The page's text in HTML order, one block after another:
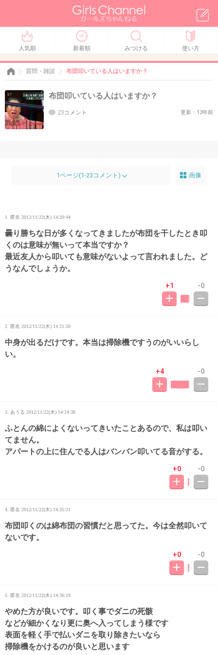
人気順 新着順 みつける 使い方
質問・雑談 布団叩いている人はいますか？
布団叩いている人はいますか？
23コメント 更新：13年前
1ページ(1-23コメント) 画像
1. 匿名 2012/11/22(木) 14:20:44
曇り勝ちな日が多くなってきましたが布団を干したとき叩
くのは意味が無いって本当ですか？
最近友人から叩いても意味がないよって言われました。ど
うなんでしょうか。
+1 -0
2. 匿名 2012/11/22(木) 14:21:59
中身が出るだけです。本当は掃除機ですうのがいいらし
い。
+4 -0
3. あうる 2012/11/22(木) 14:24:38
ふとんの綿によくないってきいたことあるので、私は叩い
てません。
アパートの上に住んでる人はバンバン叩いてる音がする。
+0 -0
4. 匿名 2012/11/22(木) 14:35:21
布団叩くのは綿布団の習慣だと思ってた。今は全然叩いて
ないです。
+0 -0
5. 匿名 2012/11/22(木) 14:36:19
やめた方が良いです。叩く事でダニの死骸
などが細かくなり更に奥へ入ってしまう様です
表面を軽く手で払いダニを取り除きたいなら
掃除機をかけるのが良いと思います